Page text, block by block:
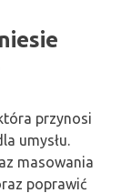
przynosi
umysłu.
masowania
poprawić